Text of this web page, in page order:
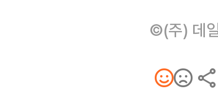
©(주) 데